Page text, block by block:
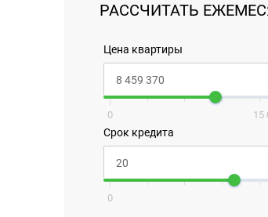
РАССЧИТАТЬ
Цена квартиры
0 15
Срок кредита
0